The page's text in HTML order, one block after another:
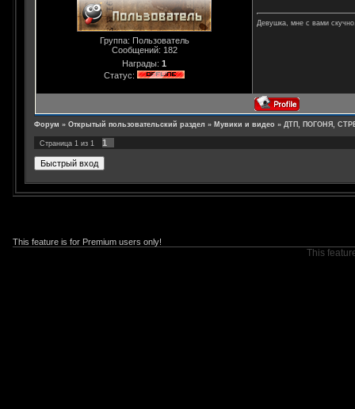
Группа: Пользователь
Сообщений: 182
Награды: 1
Статус:
Девушка, мне с вами
Форум » Открытый пользовательский раздел » Мувики и видео » ДТП, ПОГОНЯ,
Страница 1 из 1 1
This feature is for Premium users only!
This